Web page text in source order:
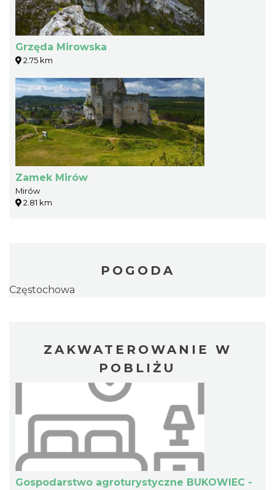
Grzęda Mirowska
2.75 km
Zamek Mirów
Mirów
2.81 km
POGODA
Częstochowa
ZAKWATEROWANIE W
POBLIŻU
Gospodarstwo agroturystyczne BUKOWIEC -